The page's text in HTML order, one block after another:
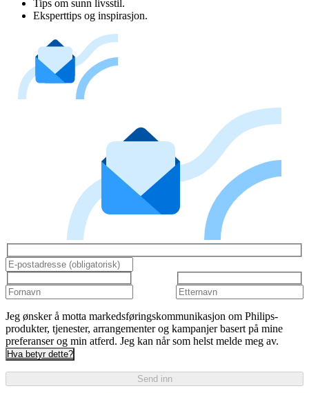
Tips om sunn livsstil.
Eksperttips og inspirasjon.
Jeg ønsker å motta markedsføringskommunikasjon om Philips-
produkter, tjenester, arrangementer og kampanjer basert på mine
preferanser og min atferd. Jeg kan når som helst melde meg av.
Hva betyr dette?
Send inn